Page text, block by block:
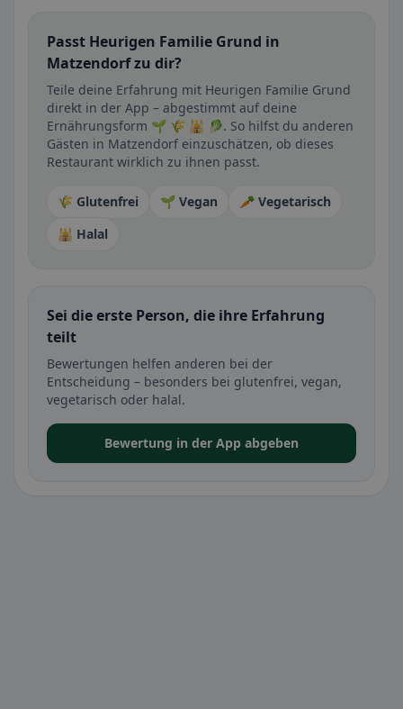
Passt Heurigen Familie Grund in
Matzendorf zu dir?
Teile deine Erfahrung mit Heurigen Familie Grund
direkt in der App – abgestimmt auf deine
Ernährungsform 🌱 🌾 🕌 🥬. So hilfst du anderen
Gästen in Matzendorf einzuschätzen, ob dieses
Restaurant wirklich zu ihnen passt.
🌾 Glutenfrei 🌱 Vegan
🥕 Vegetarisch
🕌 Halal
Sei die erste Person, die ihre Erfahrung
teilt
Bewertungen helfen anderen bei der
Entscheidung – besonders bei glutenfrei, vegan,
vegetarisch oder halal.
Bewertung in der App abgeben